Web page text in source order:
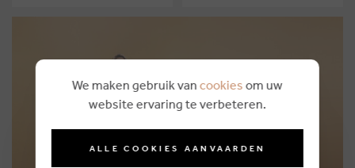
Personal shopping
MEER INFO
We maken gebruik van cookies om uw
website ervaring te verbeteren.
ALLE COOKIES AANVAARDEN